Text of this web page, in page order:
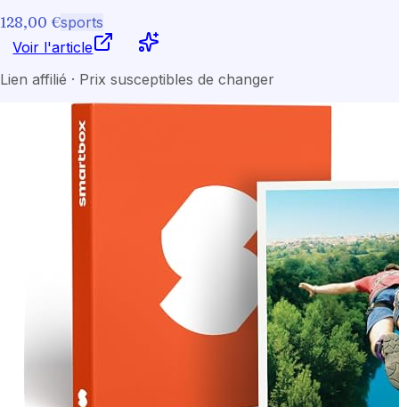
128,00 €sports
Voir l'article
Lien affilié · Prix susceptibles de changer